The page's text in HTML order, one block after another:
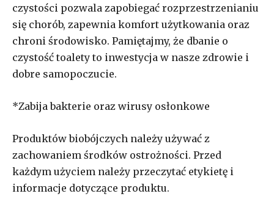
czystości pozwala zapobiegać rozprzestrzenianiu
się chorób, zapewnia komfort użytkowania oraz
chroni środowisko. Pamiętajmy, że dbanie o
czystość toalety to inwestycja w nasze zdrowie i
dobre samopoczucie.
*Zabija bakterie oraz wirusy osłonkowe
Produktów biobójczych należy używać z
zachowaniem środków ostrożności. Przed
każdym użyciem należy przeczytać etykietę i
informacje dotyczące produktu.